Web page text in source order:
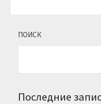
ПОИСК
Последние